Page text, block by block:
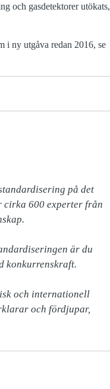
och gasdetektorer utökats,
i ny utgåva redan 2016, se
på det
cirka 600 experter från
är du
konkurrenskraft.
och internationell
och fördjupar,